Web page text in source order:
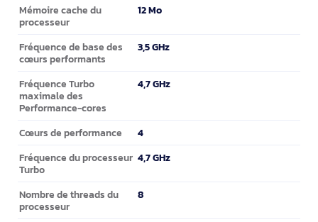
Mémoire cache du
processeur
12 Mo
Fréquence de base des
cœurs performants
3,5 GHz
Fréquence Turbo
maximale des
Performance-cores
4,7 GHz
Cœurs de performance 4
Fréquence du processeur
Turbo
4,7 GHz
Nombre de threads du
processeur
8